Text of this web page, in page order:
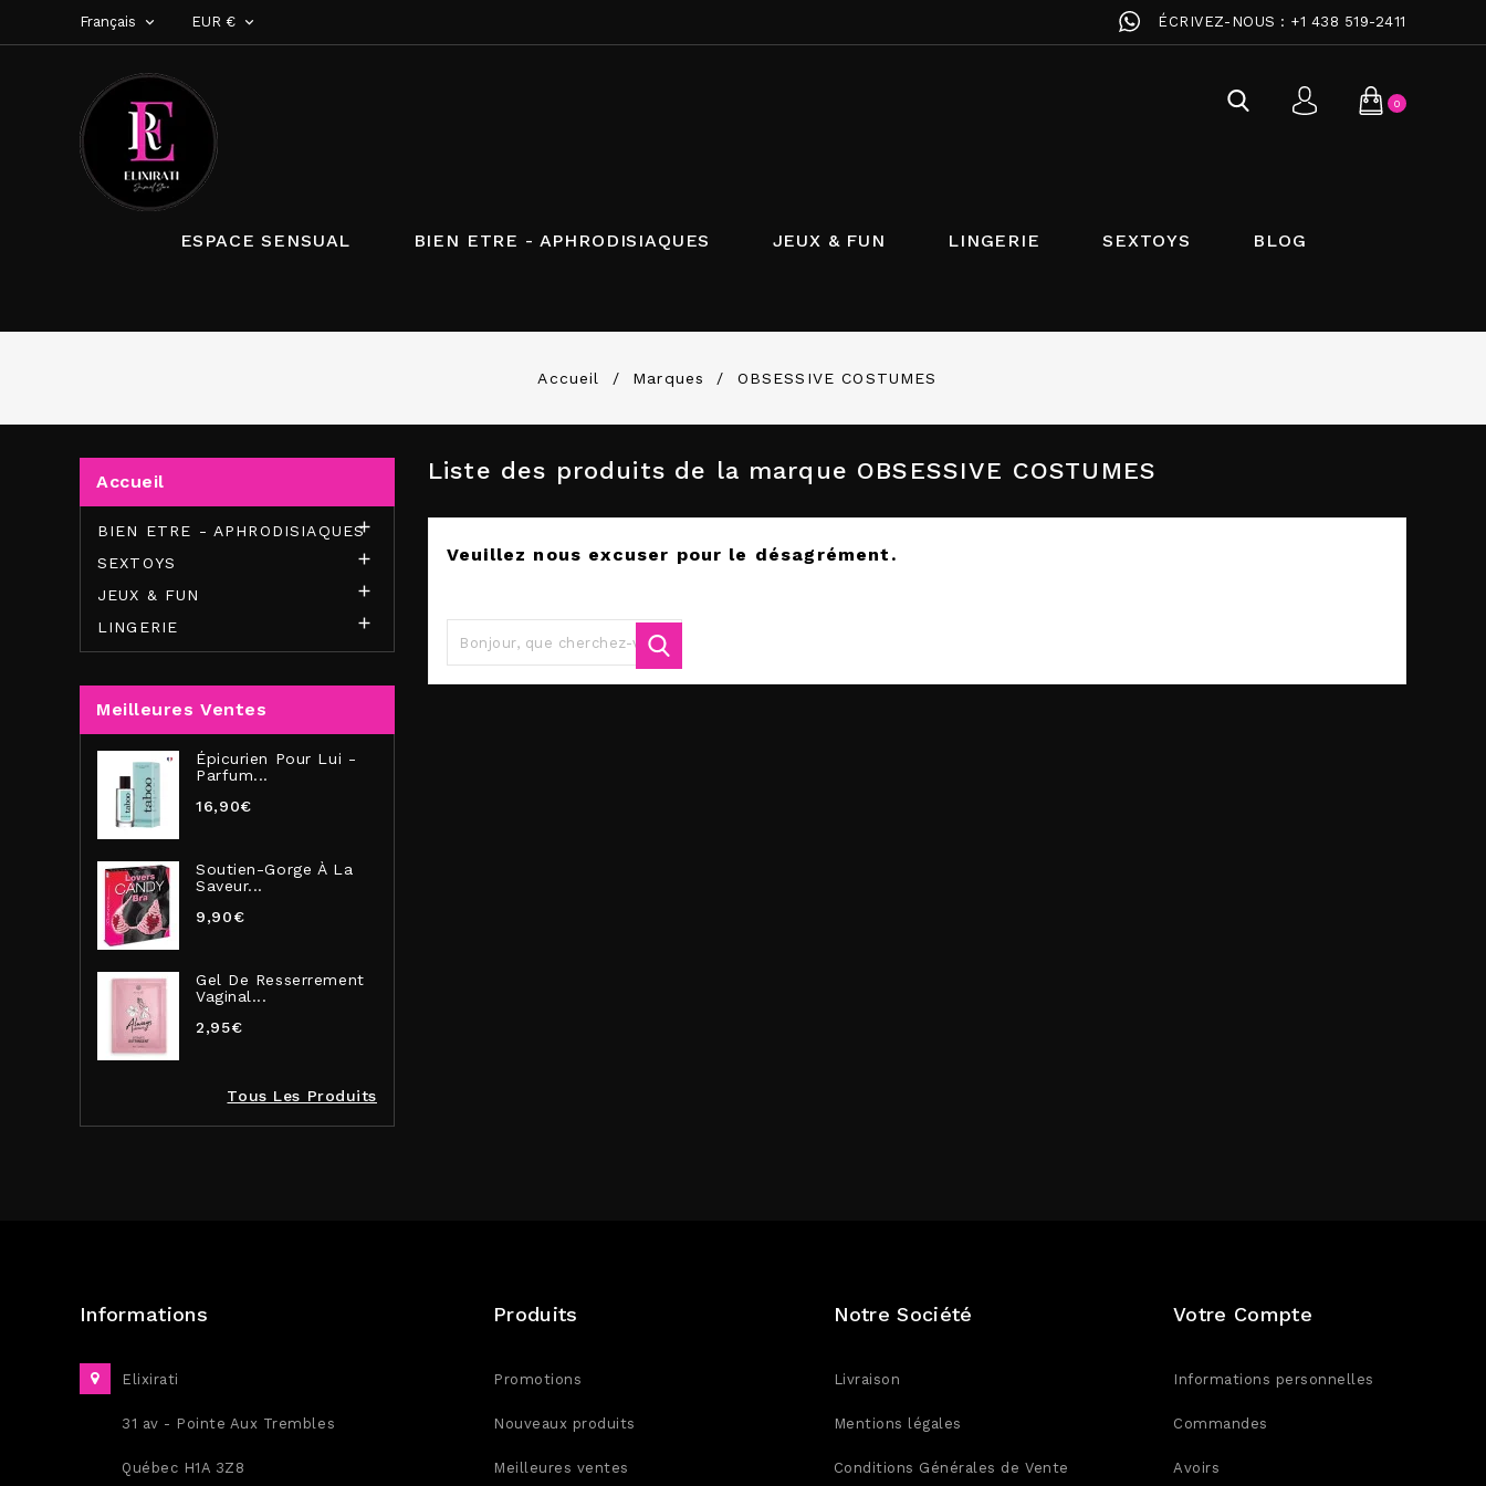
Français  EUR €  ÉCRIVEZ-NOUS : +1 438 519-2411
0
ESPACE SENSUAL BIEN ETRE - APHRODISIAQUES JEUX & FUN LINGERIE SEXTOYS BLOG
Accueil Marques OBSESSIVE COSTUMES
Accueil
BIEN ETRE - APHRODISIAQUES

SEXTOYS 
JEUX & FUN 
LINGERIE 
Meilleures Ventes
Épicurien Pour Lui -
Parfum...
16,90€
Soutien-Gorge À La
Saveur...
9,90€
Gel De Resserrement
Vaginal...
2,95€
Tous Les Produits
Liste des produits de la marque OBSESSIVE COSTUMES
Veuillez nous excuser pour le désagrément.
Informations
Elixirati
31 av - Pointe Aux Trembles
Québec H1A 3Z8
Produits
Promotions
Nouveaux produits
Meilleures ventes
Notre Société
Livraison
Mentions légales
Conditions Générales de Vente
Votre Compte
Informations personnelles
Commandes
Avoirs